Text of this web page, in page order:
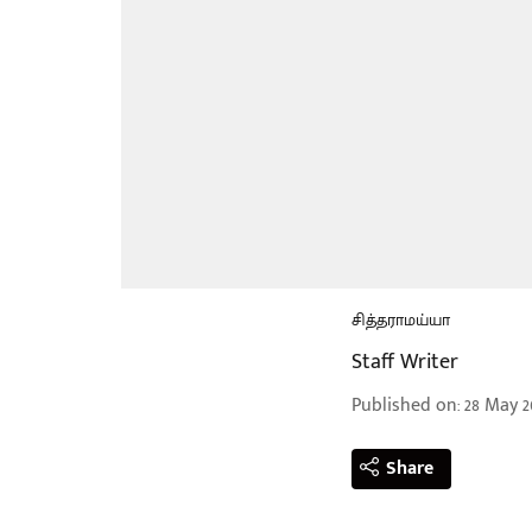
சித்தராமய்யா
Staff Writer
Published on:28 May
Share